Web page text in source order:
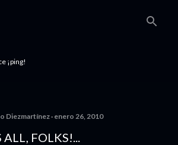
¡ping!
Diezmartínez enero 26, 2010
ALL, FOLKS!...